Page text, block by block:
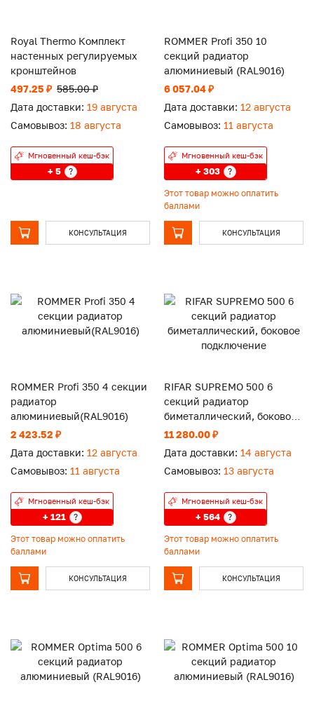
Royal Thermo Комплект
настенных регулируемых
кронштейнов
497.25 ₽ 585.00 ₽
Дата доставки: 19 августа
Самовывоз: 18 августа
Мгновенный кеш-бэк
+ 5 ?
КОНСУЛЬТАЦИЯ
ROMMER Profi 350 10
секций радиатор
алюминиевый (RAL9016)
6 057.04 ₽
Дата доставки: 12 августа
Самовывоз: 11 августа
Мгновенный кеш-бэк
+ 303 ?
Этот товар можно оплатить
баллами
КОНСУЛЬТАЦИЯ
ROMMER Profi 350 4 секции
радиатор
алюминиевый(RAL9016)
2 423.52 ₽
Дата доставки: 12 августа
Самовывоз: 11 августа
Мгновенный кеш-бэк
+ 121 ?
Этот товар можно оплатить
баллами
КОНСУЛЬТАЦИЯ
RIFAR SUPREMO 500 6
секций радиатор
биметаллический, боковое
подключение
11 280.00 ₽
Дата доставки: 14 августа
Самовывоз: 13 августа
Мгновенный кеш-бэк
+ 564 ?
Этот товар можно оплатить
баллами
КОНСУЛЬТАЦИЯ